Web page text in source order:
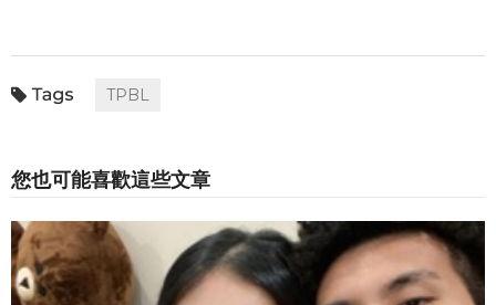
TPBL
您也可能喜歡這些文章